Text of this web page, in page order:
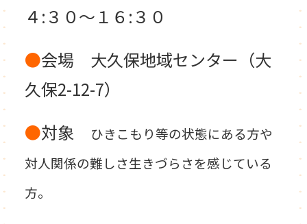
４:３０～１６:３０
●会場 大久保地域センター（大
久保2-12-7）
●対象
ひきこもり等の状態にある方や
対人関係の難しさ生きづらさを感じている
方。